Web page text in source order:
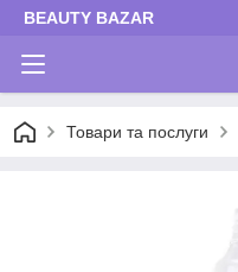
BEAUTY BAZAR
Товари та послуги